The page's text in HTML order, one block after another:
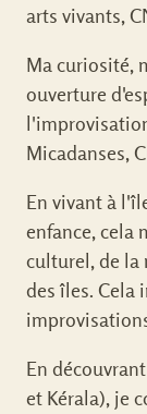
arts vivants,
Ma curiosité,
ouverture
Micadanses,
En vivant à
enfance, cela
culturel, de la
des îles. Cela
En
et Kérala), je